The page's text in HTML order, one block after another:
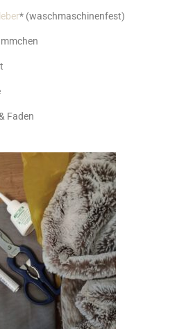
* (waschmaschinenfest)
Faden